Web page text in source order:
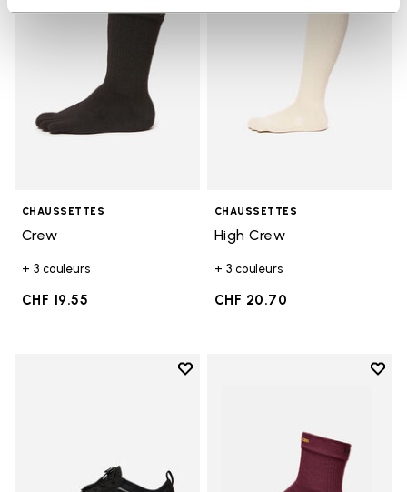
CHAUSSETTES
Crew
+ 3 couleurs
CHF 19.55
CHAUSSETTES
High Crew
+ 3 couleurs
CHF 20.70
Add to wishlist
Add